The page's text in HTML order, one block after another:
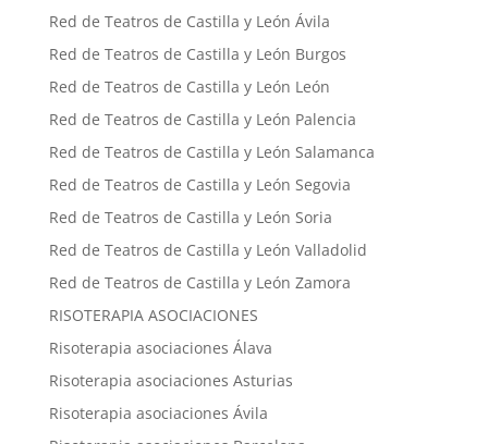
Red de Teatros de Castilla y León Ávila
Red de Teatros de Castilla y León Burgos
Red de Teatros de Castilla y León León
Red de Teatros de Castilla y León Palencia
Red de Teatros de Castilla y León Salamanca
Red de Teatros de Castilla y León Segovia
Red de Teatros de Castilla y León Soria
Red de Teatros de Castilla y León Valladolid
Red de Teatros de Castilla y León Zamora
RISOTERAPIA ASOCIACIONES
Risoterapia asociaciones Álava
Risoterapia asociaciones Asturias
Risoterapia asociaciones Ávila